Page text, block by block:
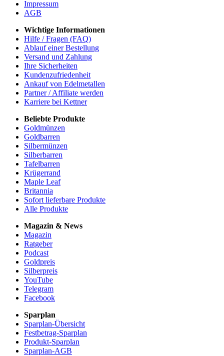
Impressum
AGB
Wichtige Informationen
Hilfe / Fragen (FAQ)
Ablauf einer Bestellung
Versand und Zahlung
Ihre Sicherheiten
Kundenzufriedenheit
Ankauf von Edelmetallen
Partner / Affiliate werden
Karriere bei Kettner
Beliebte Produkte
Goldmünzen
Goldbarren
Silbermünzen
Silberbarren
Tafelbarren
Krügerrand
Maple Leaf
Britannia
Sofort lieferbare Produkte
Alle Produkte
Magazin & News
Magazin
Ratgeber
Podcast
Goldpreis
Silberpreis
YouTube
Telegram
Facebook
Sparplan
Sparplan-Übersicht
Festbetrag-Sparplan
Produkt-Sparplan
Sparplan-AGB